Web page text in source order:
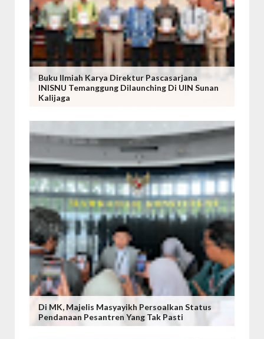
Buku Ilmiah Karya Direktur Pascasarjana
INISNU Temanggung Dilaunching Di UIN Sunan
Kalijaga
Di MK, Majelis Masyayikh Persoalkan Status
Pendanaan Pesantren Yang Tak Pasti